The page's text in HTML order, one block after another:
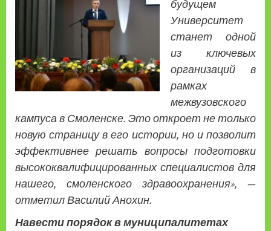
будущем
Университет
станет одной
из ключевых
организаций в
рамках
межвузовского
кампуса в Смоленске. Это откроет не только
новую страницу в его истории, но и позволит
эффективнее решать вопросы подготовки
высококвалифицированных специалистов для
нашего, смоленского здравоохранения», —
отметил Василий Анохин.
Навести порядок в муниципалитетах